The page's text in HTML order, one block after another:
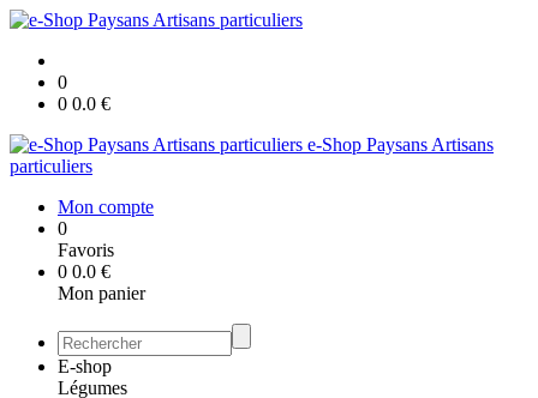
0
0 0.0 €
e-Shop Paysans Artisans
particuliers
Mon compte
0
Favoris
0 0.0 €
Mon panier
E-shop
Légumes